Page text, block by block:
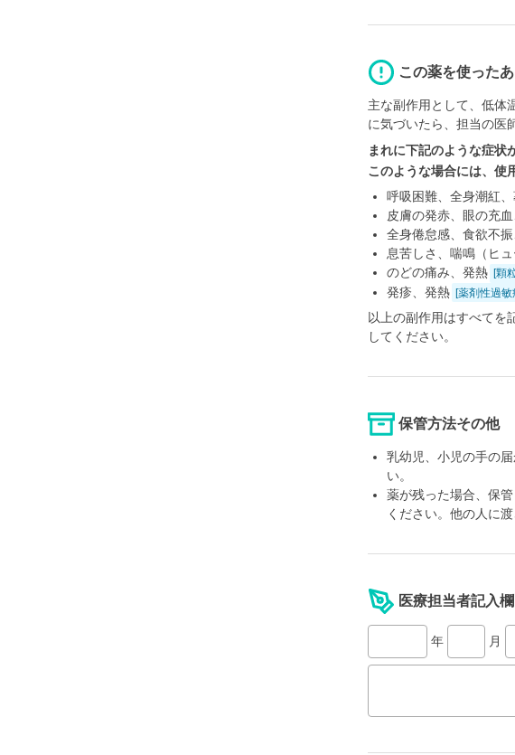
この薬を使った
主な副作用として、低体
に気づいたら、担当の医
まれに下記のような症状
このような場合には、使
呼吸困難、全身潮紅
皮膚の発赤、眼の充
全身倦怠感、食欲不
息苦しさ、喘鳴（ヒュ
のどの痛み、発熱 [顆
発疹、発熱 [薬剤性過
以上の副作用はすべてを
してください。
保管方法その他
乳幼児、小児の手の
い。
薬が残った場合、保
ください。他の人に
医療担当者記入欄
年 月